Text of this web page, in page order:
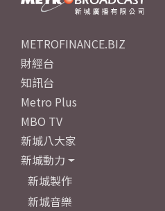
METROFINANCE.BIZ
財經台
知訊台
Metro Plus
MBO TV
新城八大家
新城動力
新城製作
新城音樂